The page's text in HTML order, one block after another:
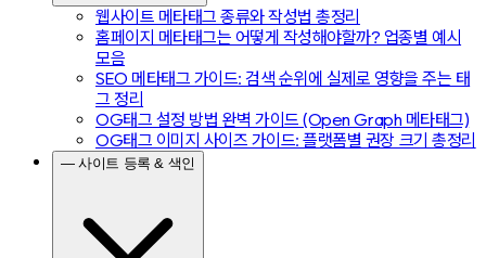
웹사이트 메타태그 종류와 작성법 총정리
홈페이지 메타태그는 어떻게 작성해야할까? 업종별 예시
모음
SEO 메타태그 가이드: 검색 순위에 실제로 영향을 주는 태
그 정리
OG태그 설정 방법 완벽 가이드 (Open Graph 메타태그)
OG태그 이미지 사이즈 가이드: 플랫폼별 권장 크기 총정리
— 사이트 등록 & 색인